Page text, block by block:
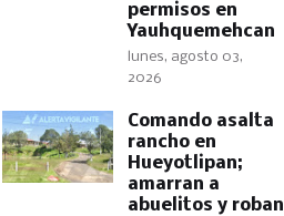
permisos en
Yauhquemehcan
lunes, agosto 03,
2026
Comando asalta
rancho en
Hueyotlipan;
amarran a
abuelitos y roban